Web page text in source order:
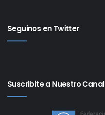
Seguinos en Twitter
Suscribite a Nuestro Canal